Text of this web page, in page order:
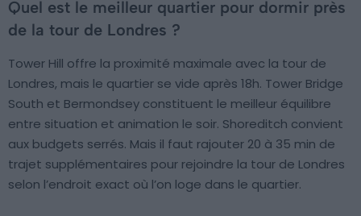
Quel est le meilleur quartier pour dormir près
de la tour de Londres ?
Tower Hill offre la proximité maximale avec la tour de
Londres, mais le quartier se vide après 18h. Tower Bridge
South et Bermondsey constituent le meilleur équilibre
entre situation et animation le soir. Shoreditch convient
aux budgets serrés. Mais il faut rajouter 20 à 35 min de
trajet supplémentaires pour rejoindre la tour de Londres
selon l’endroit exact où l’on loge dans le quartier.